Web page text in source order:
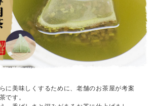
に美味しくするために、老舗のお茶屋が考案
です。